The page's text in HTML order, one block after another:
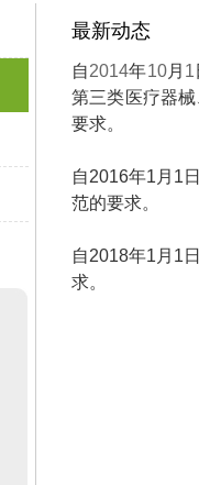
最新动态
自2014年10月 1
第三类医疗器
要求。
自2016年1 月 1
范的要求。
自2018年1 月 1
求。